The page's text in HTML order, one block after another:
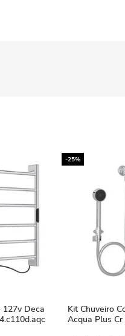
127v Deca
-25%
Kit Chuveiro
Acqua Plus Cr